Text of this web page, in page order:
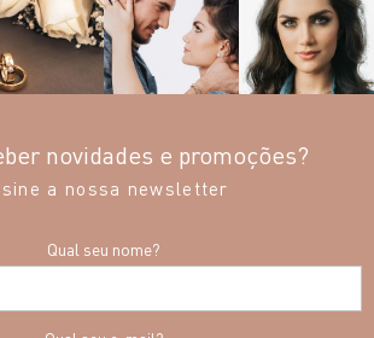
novidades e promoções?
a nossa newsletter
Qual seu nome?